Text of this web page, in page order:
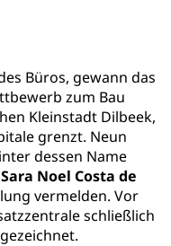
Büros, gewann das
zum Bau
Kleinstadt Dilbeek,
grenzt. Neun
dessen Name
Sara Noel Costa de
vermelden. Vor
schließlich